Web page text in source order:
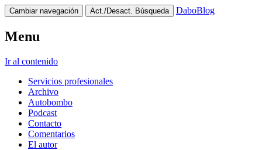
Cambiar navegación Act./Desact. Búsqueda DaboBlog
Menu
Ir al contenido
Servicios profesionales
Archivo
Autobombo
Podcast
Contacto
Comentarios
El autor